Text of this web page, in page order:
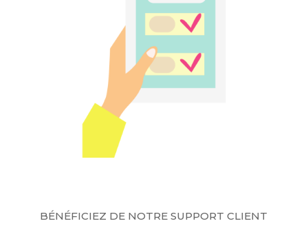
BÉNÉFICIEZ DE NOTRE SUPPORT CLIENT